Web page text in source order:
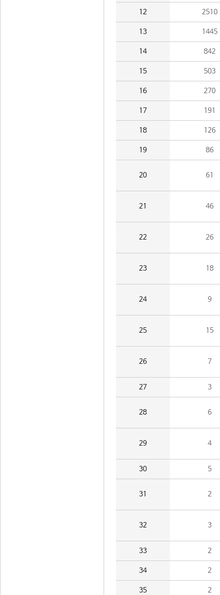
12 2510
13 1445
14 842
15 503
16 270
17 191
18 126
19 86
20 61
21 46
22 26
23 18
24 9
25 15
26 7
27 3
28 6
29 4
30 5
31 2
32 3
33 2
34 2
35 2